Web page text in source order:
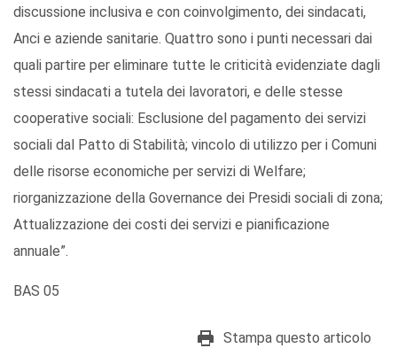
discussione inclusiva e con coinvolgimento, dei sindacati,
Anci e aziende sanitarie. Quattro sono i punti necessari dai
quali partire per eliminare tutte le criticità evidenziate dagli
stessi sindacati a tutela dei lavoratori, e delle stesse
cooperative sociali: Esclusione del pagamento dei servizi
sociali dal Patto di Stabilità; vincolo di utilizzo per i Comuni
delle risorse economiche per servizi di Welfare;
riorganizzazione della Governance dei Presidi sociali di zona;
Attualizzazione dei costi dei servizi e pianificazione
annuale”.
BAS 05
Stampa questo articolo